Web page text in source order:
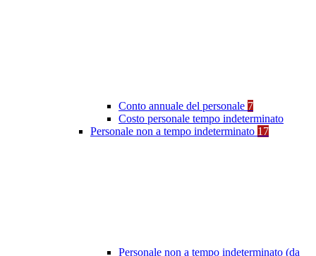
Conto annuale del personale 7
Costo personale tempo indeterminato
Personale non a tempo indeterminato 17
Personale non a tempo indeterminato (da